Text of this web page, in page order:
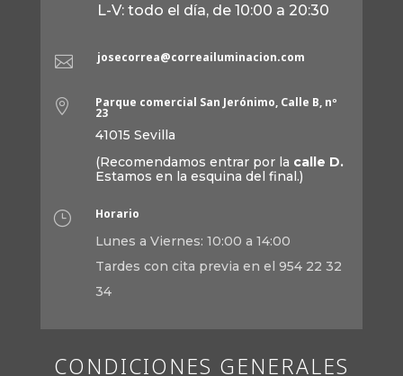
L-V: todo el día, de 10:00 a 20:30
 josecorrea@correailuminacion.com
 Parque comercial San Jerónimo, Calle B, nº
23
41015 Sevilla
(Recomendamos entrar por la calle D.
Estamos en la esquina del final.)
} Horario
Lunes a Viernes: 10:00 a 14:00
Tardes con cita previa en el 954 22 32
34
CONDICIONES GENERALES